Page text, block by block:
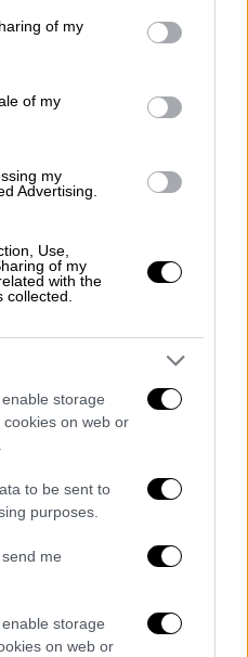
behaviour. You may click to
and its third-party tags to
purposes in below Google
of my
of my
my
Advertising.
Use,
of my
with the
storage
on web or
to be sent to
purposes.
me
storage
on web or
ζουν και βασιλεύουν
του ethnos.gr, το
οδηγίες στην
ώστε να
των
έτσι και η
Υγείας το
να
εστιάσουν
στο ΕΣΥπου
πολίτες οι οποίοι
ούτε τα
τους.
οι ίδιες
το σύστημα των
που είχε «παγώσει»
τώρα να